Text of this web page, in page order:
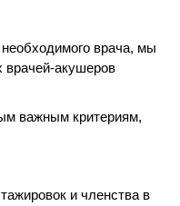
врача, мы
врачей-акушеров
важным критериям,
и членства в